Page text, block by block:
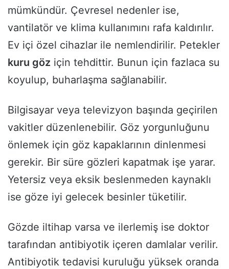
mümkündür. Çevresel nedenler ise,
vantilatör ve klima kullanımını rafa kaldırılır.
Ev içi özel cihazlar ile nemlendirilir. Petekler
kuru göz için tehdittir. Bunun için fazlaca su
koyulup, buharlaşma sağlanabilir.
Bilgisayar veya televizyon başında geçirilen
vakitler düzenlenebilir. Göz yorgunluğunu
önlemek için göz kapaklarının dinlenmesi
gerekir. Bir süre gözleri kapatmak işe yarar.
Yetersiz veya eksik beslenmeden kaynaklı
ise göze iyi gelecek besinler tüketilir.
Gözde iltihap varsa ve ilerlemiş ise doktor
tarafından antibiyotik içeren damlalar verilir.
Antibiyotik tedavisi kuruluğu yüksek oranda